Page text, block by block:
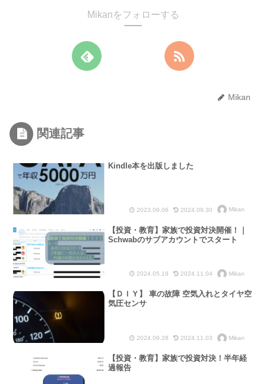
Mikanをフォローする
Mikan
関連記事
Kindle本を出版しました
2023.09.06 2024.09.30 Mikan
【投資・教育】家族で投資対決開催！｜
Schwabのサブアカウントでスタート
2024.05.19 2024.11.04 Mikan
【ＤＩＹ】 車の故障 空気入れとタイヤ空
気圧センサ
2024.09.28 2024.11.03 Mikan
【投資・教育】家族で投資対決！半年経
過報告